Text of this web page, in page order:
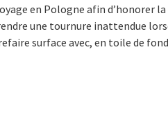
en Pologne afin d’honorer
une tournure inattendue
surface avec, en toile de